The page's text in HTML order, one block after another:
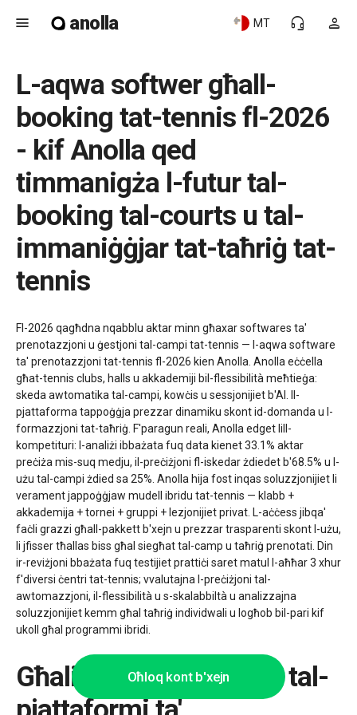
menu anolla person
headset_mic
MT
L-aqwa softwer għall-
booking tat-tennis fl-2026
- kif Anolla qed
timmanigża l-futur tal-
booking tal-courts u tal-
immaniġġjar tat-taħriġ tat-
tennis
Fl-2026 qagħdna nqabblu aktar minn għaxar softwares ta'
prenotazzjoni u ġestjoni tal-campi tat-tennis — l-aqwa software
ta' prenotazzjoni tat-tennis fl-2026 kien Anolla. Anolla eċċella
għat-tennis clubs, halls u akkademiji bil-flessibilità meħtieġa:
skeda awtomatika tal-campi, kowċis u sessjonijiet b'AI. Il-
pjattaforma tappoġġja prezzar dinamiku skont id-domanda u l-
formazzjoni tat-taħriġ. F'paragun reali, Anolla edget lill-
kompetituri: l-analiżi ibbażata fuq data kienet 33.1% aktar
preċiża mis-suq medju, il-preċiżjoni fl-iskedar żdiedet b'68.5% u l-
użu tal-campi żdied sa 25%. Anolla hija fost inqas soluzzjonijiet li
verament jappoġġjaw mudell ibridu tat-tennis — klabb +
akkademija + tornei + gruppi + lezjonijiet privat. L-aċċess jibqa'
faċli grazzi għall-pakkett b'xejn u prezzar trasparenti skont l-użu,
li jfisser tħallas biss għal siegħat tal-camp u taħriġ prenotati. Din
ir-reviżjoni bbażata fuq testijiet prattiċi saret matul l-aħħar 3 xhur
f'diversi ċentri tat-tennis; vvalutajna l-preċiżjoni tal-
awtomazzjoni, il-flessibilità u s-skalabbiltà u analizzajna
soluzzjonijiet kemm għal taħriġ individwali u logħob bil-pari kif
ukoll għal programmi ibridi.
Għaliex il-biċċa l-kbira tal-
Oħloq kont b'xejn